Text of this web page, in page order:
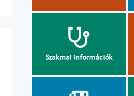
Szakmai információk